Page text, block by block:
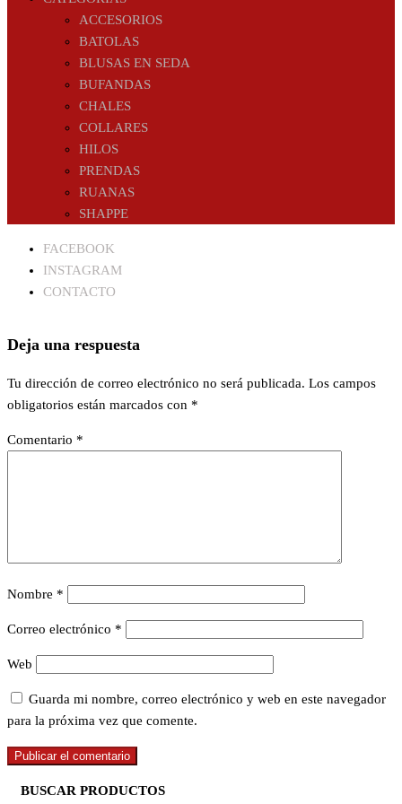
ACCESORIOS
BATOLAS
BLUSAS EN SEDA
BUFANDAS
CHALES
COLLARES
HILOS
PRENDAS
RUANAS
SHAPPE
FACEBOOK
INSTAGRAM
CONTACTO
Deja una respuesta
Tu dirección de correo electrónico no será publicada. Los campos
obligatorios están marcados con *
Comentario *
Nombre *
Correo electrónico *
Web
Guarda mi nombre, correo electrónico y web en este navegador
para la próxima vez que comente.
BUSCAR PRODUCTOS